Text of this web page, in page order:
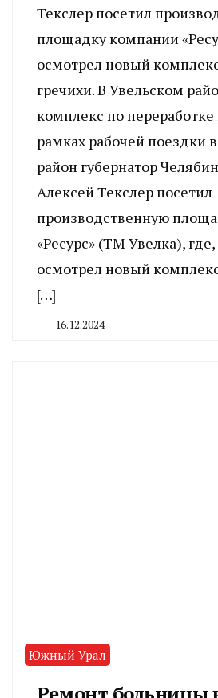
Текслер посетил
площадку компании
осмотрел новый
гречихи. В Увельском
комплекс по
рамках рабочей поездки
район губернатор
Алексей Текслер посетил
производственную
«Ресурс» (ТМ Увелка),
осмотрел новый
[…]
16.12.2024
Южный Урал